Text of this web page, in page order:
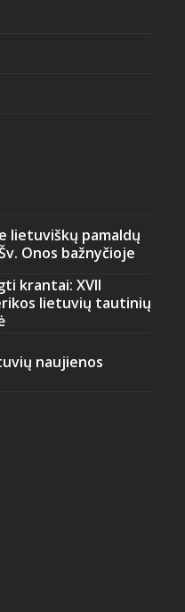
lietuviškų pamaldų
Onos bažnyčioje
krantai: XVII
lietuvių tautinių
naujienos